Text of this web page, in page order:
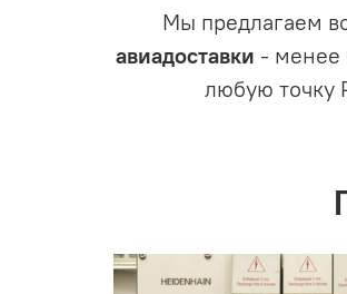
Мы предлагаем
авиадоставки -
любую точку